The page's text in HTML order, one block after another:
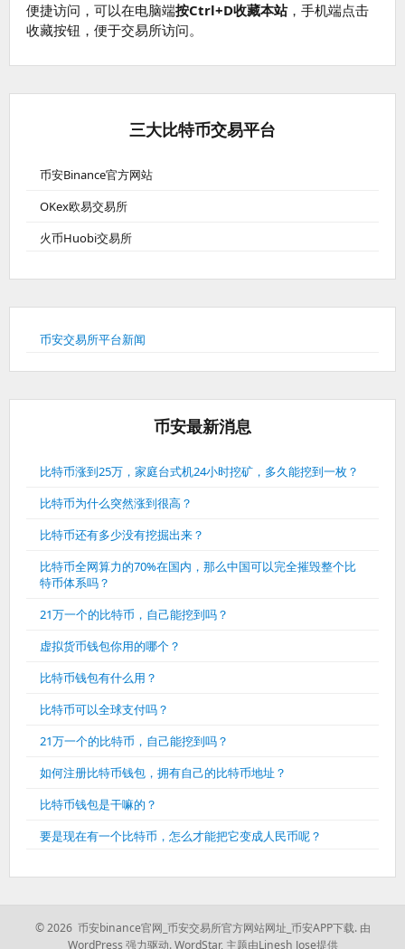
便捷访问，可以在电脑端按Ctrl+D收藏本站，手机端点击
收藏按钮，便于交易所访问。
三大比特币交易平台
币安Binance官方网站
OKex欧易交易所
火币Huobi交易所
币安交易所平台新闻
币安最新消息
比特币涨到25万，家庭台式机24小时挖矿，多久能挖到一枚？
比特币为什么突然涨到很高？
比特币还有多少没有挖掘出来？
比特币全网算力的70%在国内，那么中国可以完全摧毁整个比
特币体系吗？
21万一个的比特币，自己能挖到吗？
虚拟货币钱包你用的哪个？
比特币钱包有什么用？
比特币可以全球支付吗？
21万一个的比特币，自己能挖到吗？
如何注册比特币钱包，拥有自己的比特币地址？
比特币钱包是干嘛的？
要是现在有一个比特币，怎么才能把它变成人民币呢？
© 2026 币安binance官网_币安交易所官方网站网址_币安APP下载. 由
WordPress 强力驱动. WordStar, 主题由Linesh Jose提供